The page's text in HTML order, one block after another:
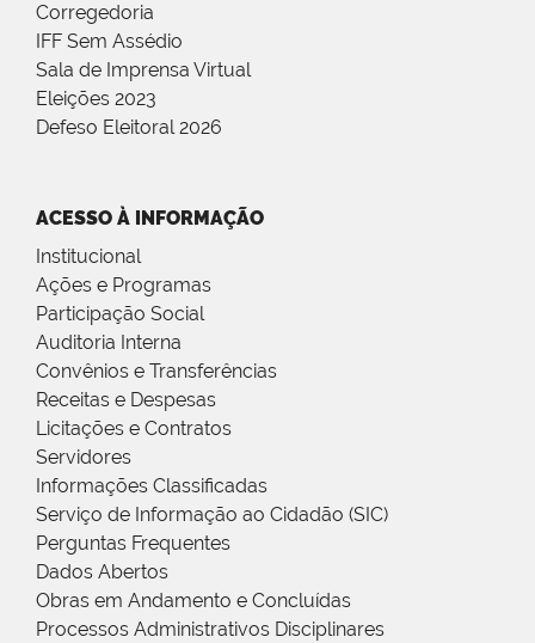
Corregedoria
IFF Sem Assédio
Sala de Imprensa Virtual
Eleições 2023
Defeso Eleitoral 2026
ACESSO À INFORMAÇÃO
Institucional
Ações e Programas
Participação Social
Auditoria Interna
Convênios e Transferências
Receitas e Despesas
Licitações e Contratos
Servidores
Informações Classificadas
Serviço de Informação ao Cidadão (SIC)
Perguntas Frequentes
Dados Abertos
Obras em Andamento e Concluídas
Processos Administrativos Disciplinares